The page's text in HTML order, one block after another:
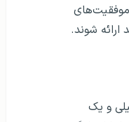
شوند.
و یک